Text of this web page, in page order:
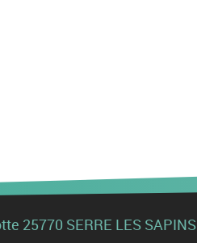
25770 SERRE LES SAPINS